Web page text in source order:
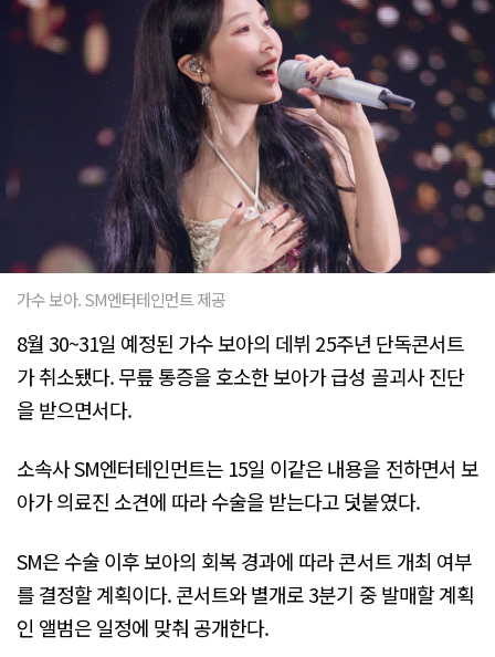
가수 보아. SM엔터테인먼트 제공
8월 30~31일 예정된 가수 보아의 데뷔 25주년 단독콘서트
가 취소됐다. 무릎 통증을 호소한 보아가 급성 골괴사 진단
을 받으면서다.
소속사 SM엔터테인먼트는 15일 이같은 내용을 전하면서 보
아가 의료진 소견에 따라 수술을 받는다고 덧붙였다.
SM은 수술 이후 보아의 회복 경과에 따라 콘서트 개최 여부
를 결정할 계획이다. 콘서트와 별개로 3분기 중 발매할 계획
인 앨범은 일정에 맞춰 공개한다.